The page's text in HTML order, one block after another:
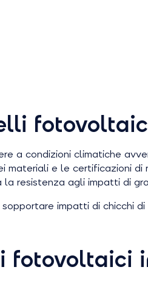
a condizioni climatiche
e le certificazioni
resistenza agli impatti di
impatti di chicchi
fotovoltaici